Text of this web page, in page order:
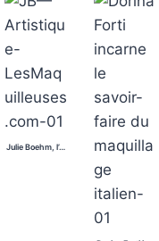
Julie Boehm, l’…